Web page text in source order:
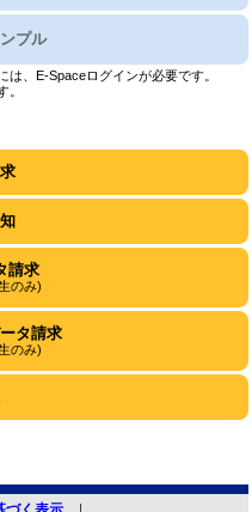
プル
、E-Spaceログインが必要です。
。
請求
のみ)
タ請求
のみ)